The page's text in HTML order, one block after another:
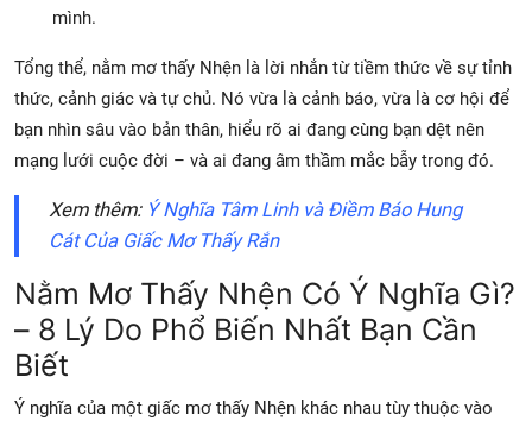
mình.
Tổng thể, nằm mơ thấy Nhện là lời nhắn từ tiềm thức về sự tỉnh
thức, cảnh giác và tự chủ. Nó vừa là cảnh báo, vừa là cơ hội để
bạn nhìn sâu vào bản thân, hiểu rõ ai đang cùng bạn dệt nên
mạng lưới cuộc đời – và ai đang âm thầm mắc bẫy trong đó.
Xem thêm: Ý Nghĩa Tâm Linh và Điềm Báo Hung
Cát Của Giấc Mơ Thấy Rắn
Nằm Mơ Thấy Nhện Có Ý Nghĩa Gì?
– 8 Lý Do Phổ Biến Nhất Bạn Cần
Biết
Ý nghĩa của một giấc mơ thấy Nhện khác nhau tùy thuộc vào